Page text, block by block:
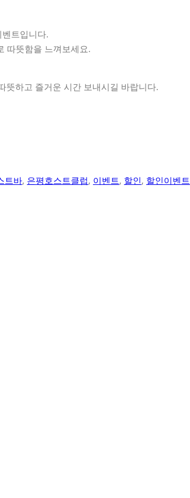
트입니다.
따뜻함을 느껴보세요.
뜻하고 즐거운 시간 보내시길 바랍니다.
트바, 은평호스트클럽, 이벤트, 할인, 할인이벤트